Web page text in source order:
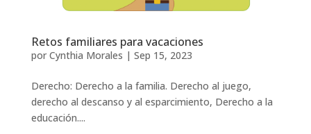
Retos familiares para vacaciones
por Cynthia Morales | Sep 15, 2023
Derecho: Derecho a la familia. Derecho al juego,
derecho al descanso y al esparcimiento, Derecho a la
educación....